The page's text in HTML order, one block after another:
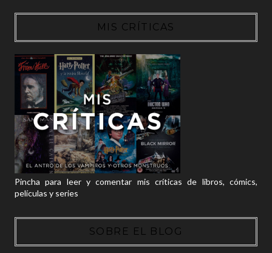
MIS CRÍTICAS
Pincha para leer y comentar mis críticas de libros, cómics,
películas y series
SOBRE EL BLOG